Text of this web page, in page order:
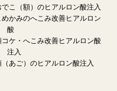
でこ（額）のヒアルロン酸注入
めかみのへこみ改善ヒアルロン
酸
コケ・へこみ改善ヒアルロン酸
注入
（あご）のヒアルロン酸注入